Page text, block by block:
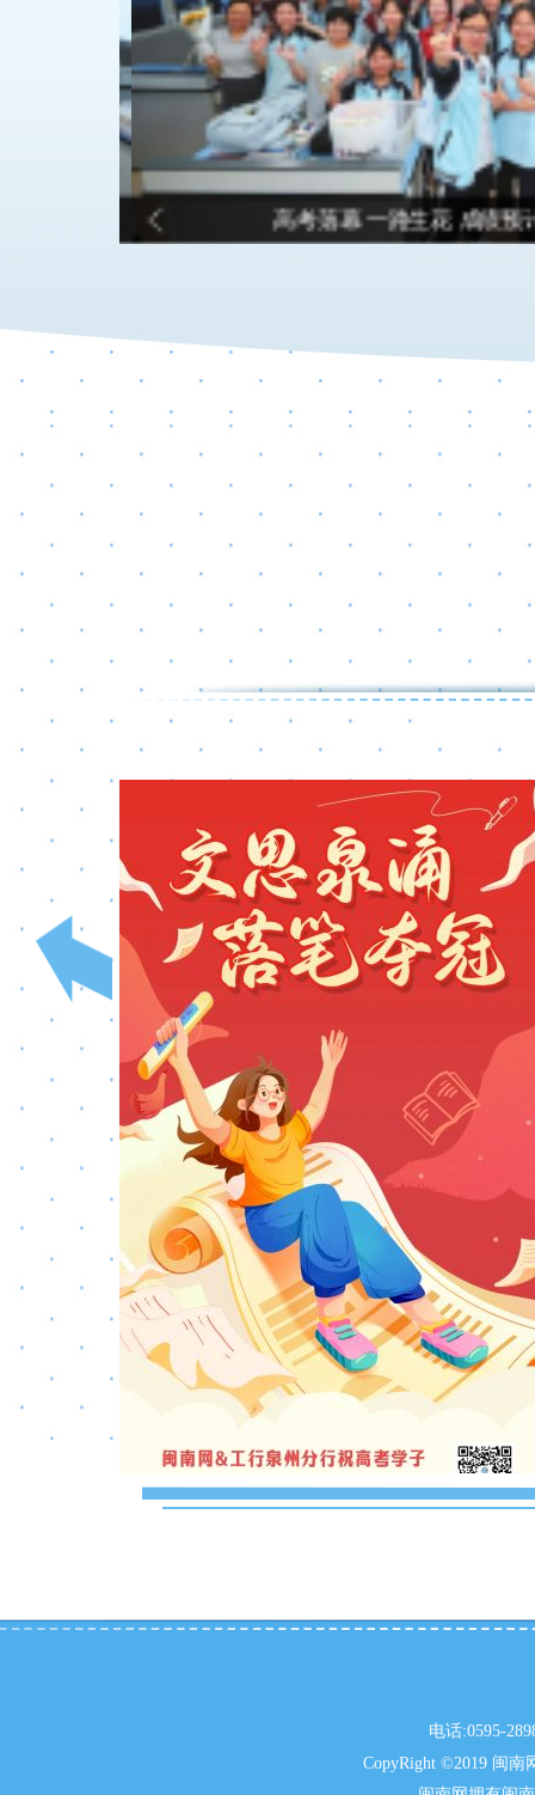
高考落幕 一路生花 成绩预
电话:0595-
CopyRight ©2019 闽